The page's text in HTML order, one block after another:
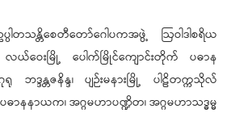
ါတသန္တိစေတီတော်ဂေါပကအဖွဲ့ ဩဝါဒါစရိယ
ဝေးမြို့ ပေါက်မြိုင်ကျောင်းတိုက် ပဓာန
ဒ္ဒန္တဇနိန္ဒ၊ ပျဉ်းမနားမြို့ ပါဠိတက္ကသိုလ်
ာနနာယက၊ အဂ္ဂမဟာပဏ္ဍိတ၊ အဂ္ဂမဟာသဒ္ဓမ္မ